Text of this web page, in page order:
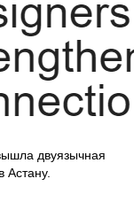
двуязычная
Астану.